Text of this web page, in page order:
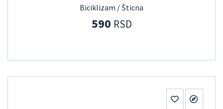
Biciklizam / Šticna
590 RSD